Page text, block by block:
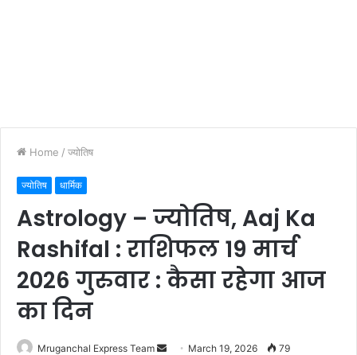
Home / ज्योतिष
ज्योतिष धार्मिक
Astrology – ज्योतिष, Aaj Ka
Rashifal : राशिफल 19 मार्च
2026 गुरुवार : कैसा रहेगा आज
का दिन
Mruganchal Express Team
Send March 19, 2026 79